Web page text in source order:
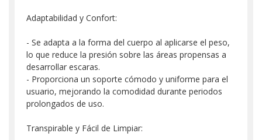
Adaptabilidad y Confort:
- Se adapta a la forma del cuerpo al aplicarse el peso,
lo que reduce la presión sobre las áreas propensas a
desarrollar escaras.
- Proporciona un soporte cómodo y uniforme para el
usuario, mejorando la comodidad durante periodos
prolongados de uso.
Transpirable y Fácil de Limpiar: